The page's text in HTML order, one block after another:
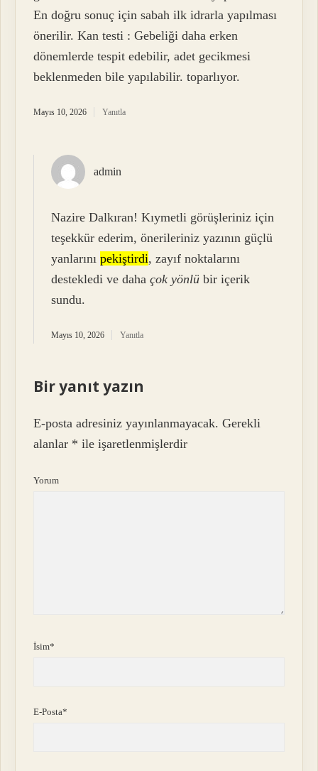
En doğru sonuç için sabah ilk idrarla yapılması
önerilir. Kan testi : Gebeliği daha erken
dönemlerde tespit edebilir, adet gecikmesi
beklenmeden bile yapılabilir. toparlıyor.
Mayıs 10, 2026 Yanıtla
admin
Nazire Dalkıran! Kıymetli görüşleriniz için
teşekkür ederim, önerileriniz yazının güçlü
yanlarınıpekiştirdi, zayıf noktalarını
destekledi ve dahaçok yönlü bir içerik
sundu.
Mayıs 10, 2026 Yanıtla
Bir yanıt yazın
E-posta adresiniz yayınlanmayacak. Gerekli
alanlar * ile işaretlenmişlerdir
Yorum
İsim*
E-Posta*